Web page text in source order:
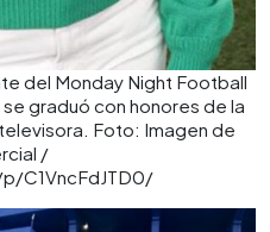
del Monday Night Football
graduó con honores de la
Foto: Imagen de
/
C1VncFdJTD0/